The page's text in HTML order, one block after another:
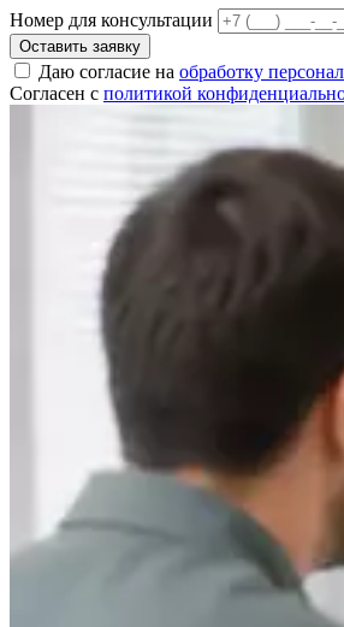
Номер для консультации
Оставить заявку
Даю согласие на обработку
Согласен с политикой